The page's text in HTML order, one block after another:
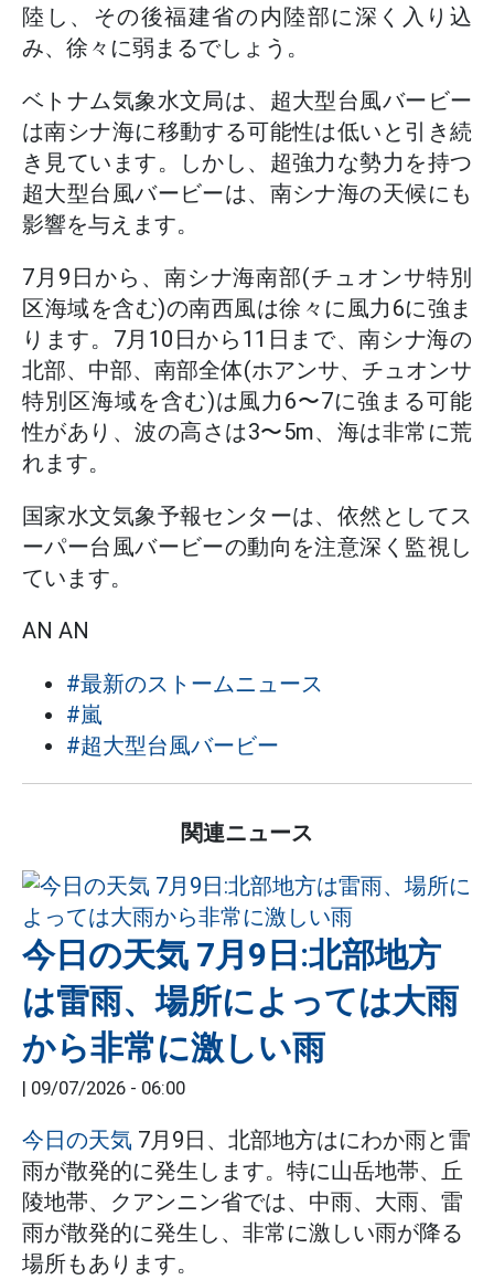
陸し、その後福建省の内陸部に深く入り込
み、徐々に弱まるでしょう。
ベトナム気象水文局は、超大型台風バービー
は南シナ海に移動する可能性は低いと引き続
き見ています。しかし、超強力な勢力を持つ
超大型台風バービーは、南シナ海の天候にも
影響を与えます。
7月9日から、南シナ海南部(チュオンサ特別
区海域を含む)の南西風は徐々に風力6に強ま
ります。7月10日から11日まで、南シナ海の
北部、中部、南部全体(ホアンサ、チュオンサ
特別区海域を含む)は風力6〜7に強まる可能
性があり、波の高さは3〜5m、海は非常に荒
れます。
国家水文気象予報センターは、依然としてス
ーパー台風バービーの動向を注意深く監視し
ています。
AN AN
#最新のストームニュース
#嵐
#超大型台風バービー
関連ニュース
今日の天気 7月9日:北部地方
は雷雨、場所によっては大雨
から非常に激しい雨
| 09/07/2026 - 06:00
今日の天気 7月9日、北部地方はにわか雨と雷
雨が散発的に発生します。特に山岳地帯、丘
陵地帯、クアンニン省では、中雨、大雨、雷
雨が散発的に発生し、非常に激しい雨が降る
場所もあります。